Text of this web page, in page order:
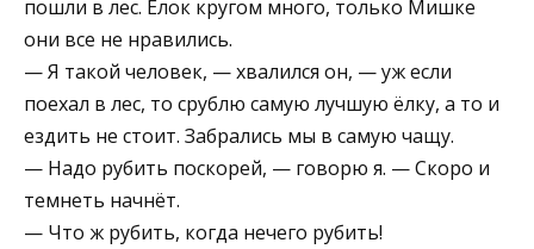
пошли в лес. Елок кругом много, только Мишке
они все не нравились.
— Я такой человек, — хвалился он, — уж если
поехал в лес, то срублю самую лучшую ёлку, а то и
ездить не стоит. Забрались мы в самую чащу.
— Надо рубить поскорей, — говорю я. — Скоро и
темнеть начнёт.
— Что ж рубить, когда нечего рубить!